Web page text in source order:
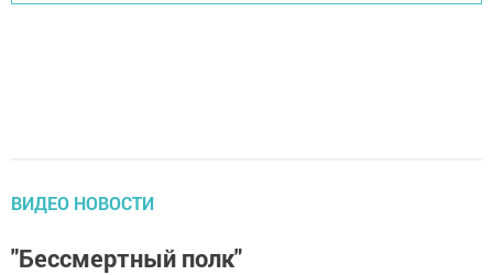
ВИДЕО НОВОСТИ
"Бессмертный полк"